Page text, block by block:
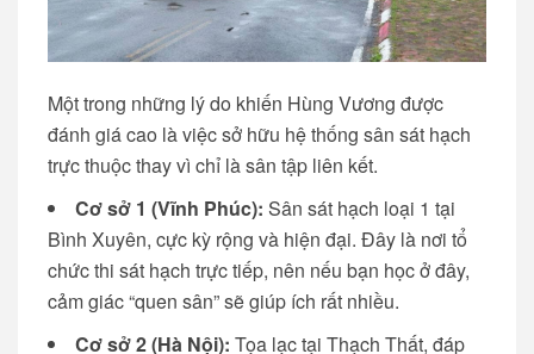
Một trong những lý do khiến Hùng Vương được
đánh giá cao là việc sở hữu hệ thống sân sát hạch
trực thuộc thay vì chỉ là sân tập liên kết.
Cơ sở 1 (Vĩnh Phúc): Sân sát hạch loại 1 tại
Bình Xuyên, cực kỳ rộng và hiện đại. Đây là nơi tổ
chức thi sát hạch trực tiếp, nên nếu bạn học ở đây,
cảm giác “quen sân” sẽ giúp ích rất nhiều.
Cơ sở 2 (Hà Nội): Tọa lạc tại Thạch Thất, đáp